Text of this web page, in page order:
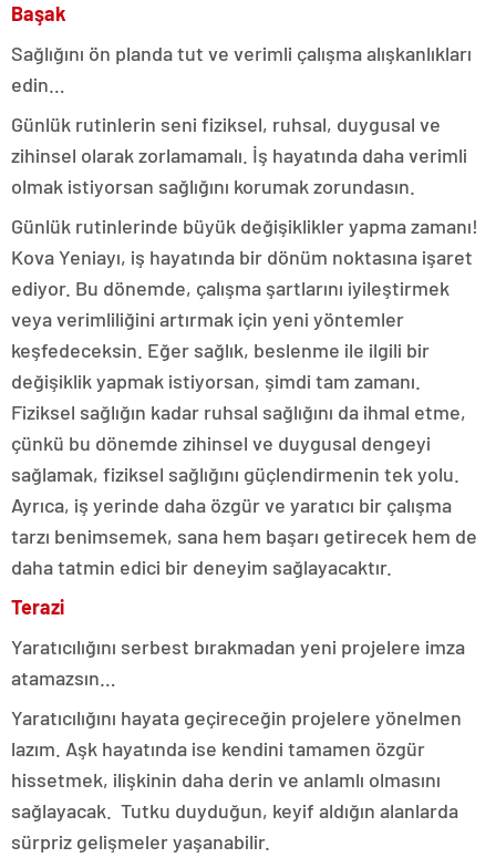
Başak
Sağlığını ön planda tut ve verimli çalışma alışkanlıkları
edin…
Günlük rutinlerin seni fiziksel, ruhsal, duygusal ve
zihinsel olarak zorlamamalı. İş hayatında daha verimli
olmak istiyorsan sağlığını korumak zorundasın.
Günlük rutinlerinde büyük değişiklikler yapma zamanı!
Kova Yeniayı, iş hayatında bir dönüm noktasına işaret
ediyor. Bu dönemde, çalışma şartlarını iyileştirmek
veya verimliliğini artırmak için yeni yöntemler
keşfedeceksin. Eğer sağlık, beslenme ile ilgili bir
değişiklik yapmak istiyorsan, şimdi tam zamanı.
Fiziksel sağlığın kadar ruhsal sağlığını da ihmal etme,
çünkü bu dönemde zihinsel ve duygusal dengeyi
sağlamak, fiziksel sağlığını güçlendirmenin tek yolu.
Ayrıca, iş yerinde daha özgür ve yaratıcı bir çalışma
tarzı benimsemek, sana hem başarı getirecek hem de
daha tatmin edici bir deneyim sağlayacaktır.
Terazi
Yaratıcılığını serbest bırakmadan yeni projelere imza
atamazsın…
Yaratıcılığını hayata geçireceğin projelere yönelmen
lazım. Aşk hayatında ise kendini tamamen özgür
hissetmek, ilişkinin daha derin ve anlamlı olmasını
sağlayacak. Tutku duyduğun, keyif aldığın alanlarda
sürpriz gelişmeler yaşanabilir.